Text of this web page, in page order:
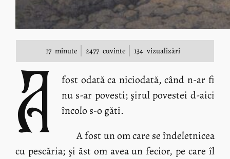
17 minute 2477 cuvinte 134 vizualizări
A
fost odată ca niciodată, când n-ar fi
nu s-ar povesti; şirul povestei d-aici
încolo s-o găti.
A fost un om care se îndeletnicea
cu pescăria; şi ăst om avea un fecior, pe care îl